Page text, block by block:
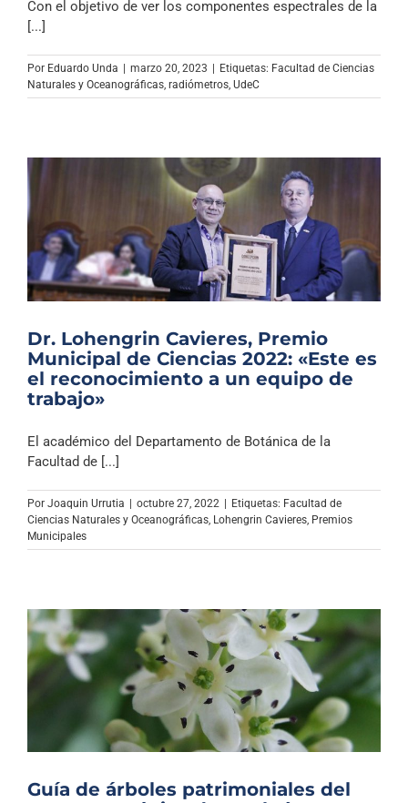
Con el objetivo de ver los componentes espectrales de la
[...]
Por Eduardo Unda | marzo 20, 2023 | Etiquetas: Facultad de Ciencias
Naturales y Oceanográficas, radiómetros, UdeC
Dr. Lohengrin Cavieres, Premio
Municipal de Ciencias 2022: «Este es
el reconocimiento a un equipo de
trabajo»
El académico del Departamento de Botánica de la
Facultad de [...]
Por Joaquin Urrutia | octubre 27, 2022 | Etiquetas: Facultad de
Ciencias Naturales y Oceanográficas Lohengrin Cavieres Premios
Municipales
Guía de árboles patrimoniales del